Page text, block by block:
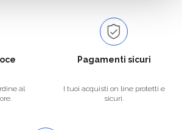
al
Pagamenti sicuri
I tuoi acquisti on line protetti e
sicuri.